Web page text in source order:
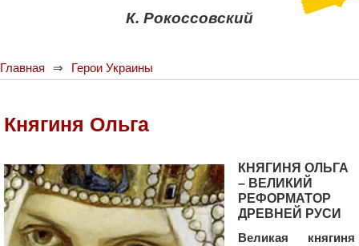
К. Рокоссовский
Главная Герои Украины
Княгиня Ольга
КНЯГИНЯ ОЛЬГА
– ВЕЛИКИЙ
РЕФОРМАТОР
ДРЕВНЕЙ РУСИ
Великая княгиня